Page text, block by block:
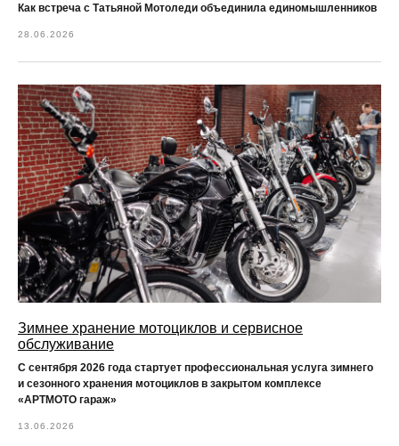
Как встреча с Татьяной Мотоледи объединила единомышленников
28.06.2026
Зимнее хранение мотоциклов и сервисное
обслуживание
С сентября 2026 года стартует профессиональная услуга зимнего
и сезонного хранения мотоциклов в закрытом комплексе
«АРТМОТО гараж»
13.06.2026